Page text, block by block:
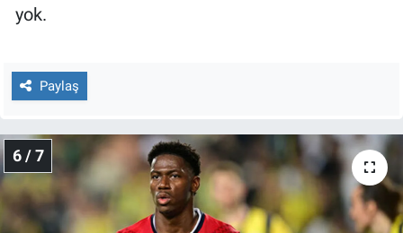
yok.
Paylaş
6 / 7